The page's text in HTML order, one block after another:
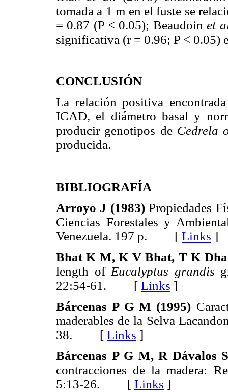
tomada a 1 m en el fuste se
= 0.87 (P < 0.05); Beaudoinet
significativa (r = 0.96; P < 0.05)
CONCLUSIÓN
La relación positiva
ICAD, el diámetro basal y
producir genotipos de Cedrela
producida.
BIBLIOGRAFÍA
Arroyo J (1983)Propiedades
Ciencias Forestales y
Venezuela. 197 p. [ Links ]
Bhat K M, K V Bhat, T K
length of Eucalyptus grandis
22:54-61. [ Links ]
Bárcenas P G M (1995)
maderables de la Selva
38. [ Links ]
Bárcenas P G M, R Dávalos
contracciones de la madera:
5:13-26. [ Links ]